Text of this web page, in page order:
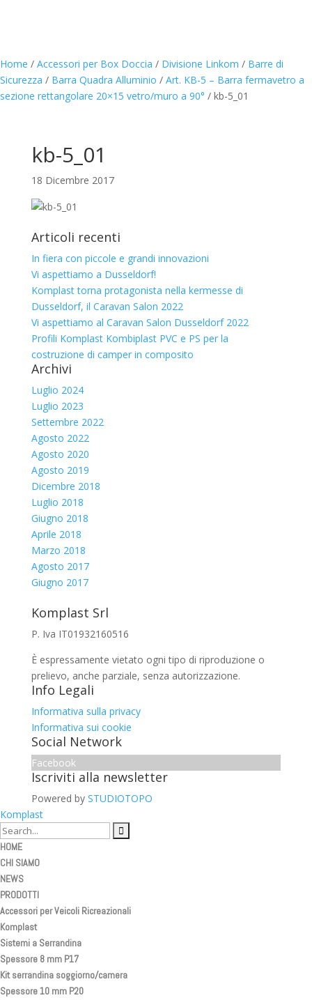
Home / Accessori per Box Doccia / Divisione Linkom / Barre di
Sicurezza / Barra Quadra Alluminio / Art. KB-5 – Barra fermavetro a
sezione rettangolare 20×15 vetro/muro a 90° / kb-5_01
kb-5_01
18 Dicembre 2017
Articoli recenti
In fiera con piccole e grandi innovazioni
Vi aspettiamo a Dusseldorf!
Komplast torna protagonista nella kermesse di
Dusseldorf, il Caravan Salon 2022
Vi aspettiamo al Caravan Salon Dusseldorf 2022
Profili Komplast Kombiplast PVC e PS per la
costruzione di camper in composito
Archivi
Luglio 2024
Luglio 2023
Settembre 2022
Agosto 2022
Agosto 2020
Agosto 2019
Dicembre 2018
Luglio 2018
Giugno 2018
Aprile 2018
Marzo 2018
Agosto 2017
Giugno 2017
Komplast Srl
P. Iva IT01932160516
È espressamente vietato ogni tipo di riproduzione o
prelievo, anche parziale, senza autorizzazione.
Info Legali
Informativa sulla privacy
Informativa sui cookie
Social Network
Facebook
Iscriviti alla newsletter
Powered by STUDIOTOPO
Komplast
HOME
CHI SIAMO
NEWS
PRODOTTI
Accessori per Veicoli Ricreazionali
Komplast
Sistemi a Serrandina
Spessore 8 mm P17
Kit serrandina soggiorno/camera
Spessore 10 mm P20